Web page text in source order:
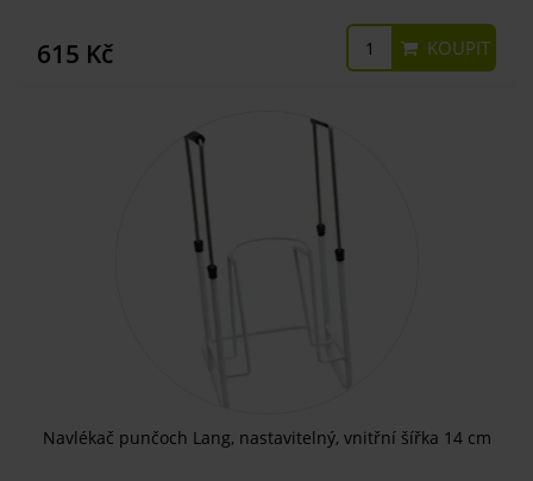
615 Kč KOUPIT
Navlékač punčoch Lang, nastavitelný, vnitřní šířka 14 cm